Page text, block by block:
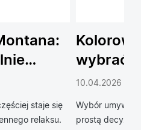
staje się
relaksu.
wybrać
do
10.04.2026
Wybór
prostą decyzją